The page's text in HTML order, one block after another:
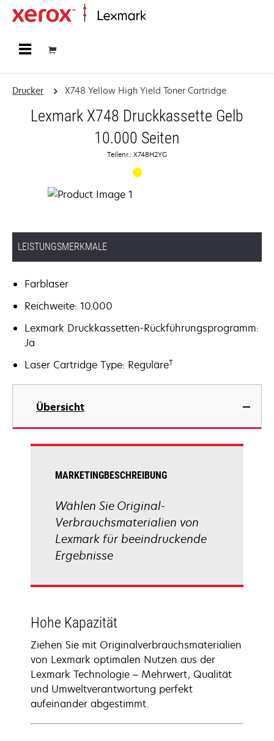
Drucker X748 Yellow High Yield Toner Cartridge
Lexmark X748 Druckkassette Gelb
10.000 Seiten
Teilenr.: X748H2YG
LEISTUNGSMERKMALE
Farblaser
Reichweite: 10.000
Lexmark Druckkassetten-Rückführungsprogramm:
Ja
Laser Cartridge Type: Reguläre†
Übersicht
MARKETINGBESCHREIBUNG
Wählen Sie Original-
Verbrauchsmaterialien von
Lexmark für beeindruckende
Ergebnisse
Hohe Kapazität
Ziehen Sie mit Originalverbrauchsmaterialien
von Lexmark optimalen Nutzen aus der
Lexmark Technologie – Mehrwert, Qualität
und Umweltverantwortung perfekt
aufeinander abgestimmt.